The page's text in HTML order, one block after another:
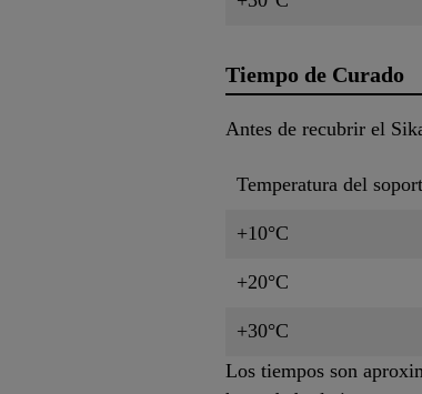
Tiempo de Curado
Antes de recubrir el
Temperatura del
+10°C
+20°C
+30°C
Los tiempos son